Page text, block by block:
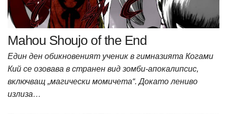
Mahou Shoujo of the End
Един ден обикновеният ученик в гимназията Когами
Кий се озовава в странен вид зомби-апокалипсис,
включващ „магически момичета“. Докато лениво
излиза…